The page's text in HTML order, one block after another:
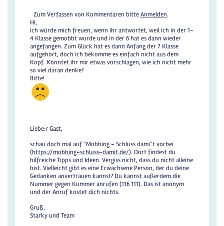
Zum Verfassen von Kommentaren bitteAnmelden.
Hi,
ich würde mich freuen, wenn ihr antwortet, weil ich in der 1-
4 Klasse gemobbt wurde und in der 6 hat es dann wieder
angefangen. Zum Glück hat es dann Anfang der 7 Klasse
aufgehört, doch ich bekomme es einfach nicht aus dem
Kopf. Könntet ihr mir etwas vorschlagen, wie ich nicht mehr
so viel daran denke?
Bitte!
___
Liebe:r Gast,
schau doch mal auf "Mobbing - Schluss dami"t vorbei
(https://mobbing-schluss-damit.de/). Dort findest du
hilfreiche Tipps und Ideen. Vergiss nicht, dass du nicht alleine
bist. Vielleicht gibt es eine Erwachsene Person, der du deine
Gedanken anvertrauen kannst? Du kannst außerdem die
Nummer gegen Kummer anrufen (116 111). Das ist anonym
und der Anruf kostet dich nichts.
Gruß,
Starky und Team